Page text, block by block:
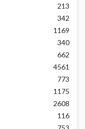
213
342
1169
340
662
4561
773
1175
2608
116